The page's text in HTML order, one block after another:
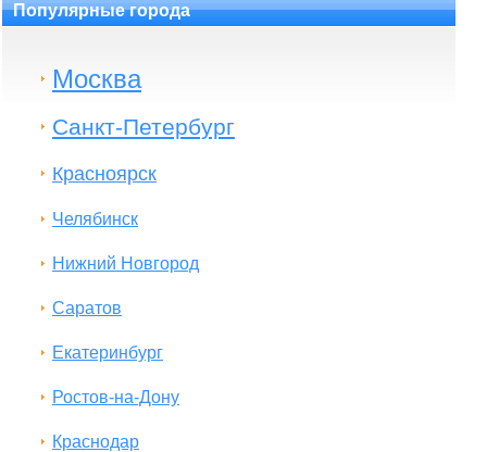
Популярные города
Москва
Санкт-Петербург
Красноярск
Челябинск
Нижний Новгород
Саратов
Екатеринбург
Ростов-на-Дону
Краснодар